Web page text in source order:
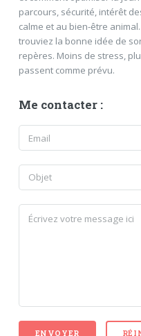
parcours, sécurité, intérêt
calme et au bien-être
trouviez la bonne idée de
repères. Moins de stress,
passent comme prévu.
Me contacter :